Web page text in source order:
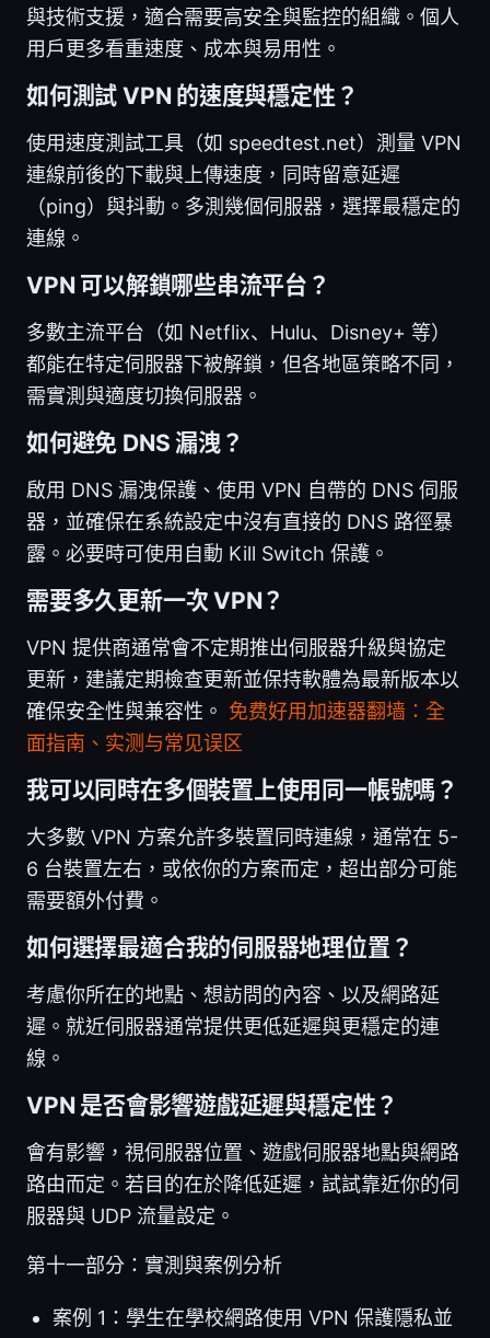
與技術支援，適合需要高安全與監控的組織。個人
用戶更多看重速度、成本與易用性。
如何測試 VPN 的速度與穩定性？
使用速度測試工具（如 speedtest.net）測量 VPN
連線前後的下載與上傳速度，同時留意延遲
（ping）與抖動。多測幾個伺服器，選擇最穩定的
連線。
VPN 可以解鎖哪些串流平台？
多數主流平台（如 Netflix、Hulu、Disney+ 等）
都能在特定伺服器下被解鎖，但各地區策略不同，
需實測與適度切換伺服器。
如何避免 DNS 漏洩？
啟用 DNS 漏洩保護、使用 VPN 自帶的 DNS 伺服
器，並確保在系統設定中沒有直接的 DNS 路徑暴
露。必要時可使用自動 Kill Switch 保護。
需要多久更新一次 VPN？
VPN 提供商通常會不定期推出伺服器升級與協定
更新，建議定期檢查更新並保持軟體為最新版本以
確保安全性與兼容性。 免费好用加速器翻墙：全
面指南、实测与常见误区
我可以同時在多個裝置上使用同一帳號嗎？
大多數 VPN 方案允許多裝置同時連線，通常在 5-
6 台裝置左右，或依你的方案而定，超出部分可能
需要額外付費。
如何選擇最適合我的伺服器地理位置？
考慮你所在的地點、想訪問的內容、以及網路延
遲。就近伺服器通常提供更低延遲與更穩定的連
線。
VPN 是否會影響遊戲延遲與穩定性？
會有影響，視伺服器位置、遊戲伺服器地點與網路
路由而定。若目的在於降低延遲，試試靠近你的伺
服器與 UDP 流量設定。
第十一部分：實測與案例分析
案例 1：學生在學校網路使用 VPN 保護隱私並